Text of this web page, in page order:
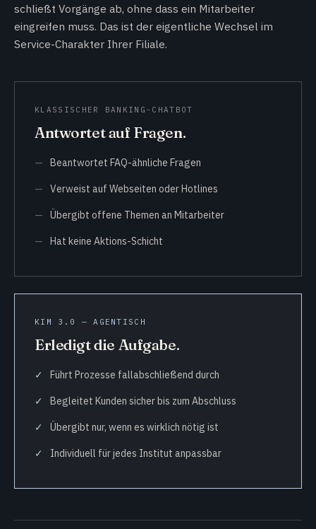
schließt Vorgänge ab, ohne dass ein Mitarbeiter
eingreifen muss. Das ist der eigentliche Wechsel im
Service-Charakter Ihrer Filiale.
KLASSISCHER BANKING-CHATBOT
Antwortet auf Fragen.
Beantwortet FAQ-ähnliche Fragen
Verweist auf Webseiten oder Hotlines
Übergibt offene Themen an Mitarbeiter
Hat keine Aktions-Schicht
KIM 3.0 — AGENTISCH
Erledigt die Aufgabe.
Führt Prozesse fallabschließend durch
Begleitet Kunden sicher bis zum Abschluss
Übergibt nur, wenn es wirklich nötig ist
Individuell für jedes Institut anpassbar